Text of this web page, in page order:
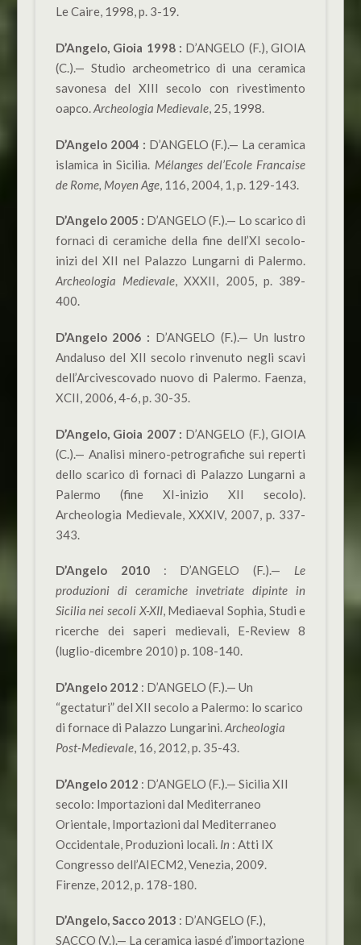
Le Caire, 1998, p. 3-19.
D’Angelo, Gioia 1998 : D’ANGELO (F.), GIOIA
(C.).— Studio archeometrico di una ceramica
savonesa del XIII secolo con rivestimento
oapco.Archeologia Medievale, 25, 1998.
D’Angelo 2004 : D’ANGELO (F.).— La ceramica
islamica in Sicilia. Mélanges del’Ecole Francaise
de Rome, Moyen Age, 116, 2004, 1, p. 129-143.
D’Angelo 2005 : D’ANGELO (F.).— Lo scarico di
fornaci di ceramiche della fine dell’XI secolo-
inizi del XII nel Palazzo Lungarni di Palermo.
Archeologia Medievale, XXXII, 2005, p. 389-
400.
D’Angelo 2006 : D’ANGELO (F.).— Un lustro
Andaluso del XII secolo rinvenuto negli scavi
dell’Arcivescovado nuovo di Palermo. Faenza,
XCII, 2006, 4-6, p. 30-35.
D’Angelo, Gioia 2007 : D’ANGELO (F.), GIOIA
(C.).— Analisi minero-petrografiche sui reperti
dello scarico di fornaci di Palazzo Lungarni a
Palermo (fine XI-inizio XII secolo).
Archeologia Medievale, XXXIV, 2007, p. 337-
343.
D’Angelo 2010: D’ANGELO (F.).— Le
produzioni di ceramiche invetriate dipinte in
Sicilia nei secoli X-XII, Mediaeval Sophia, Studi e
ricerche dei saperi medievali, E-Review 8
(luglio-dicembre 2010) p. 108-140.
D’Angelo 2012 : D’ANGELO (F.).— Un
“gectaturi” del XII secolo a Palermo: lo scarico
di fornace di Palazzo Lungarini.Archeologia
Post-Medievale, 16, 2012, p. 35-43.
D’Angelo 2012 : D’ANGELO (F.).— Sicilia XII
secolo: Importazioni dal Mediterraneo
Orientale, Importazioni dal Mediterraneo
Occidentale, Produzioni locali. In : Atti IX
Congresso dell’AIECM2, Venezia, 2009.
Firenze, 2012, p. 178-180.
D’Angelo, Sacco 2013 : D’ANGELO (F.),
SACCO (V.).— La ceramica jaspé d’importazione